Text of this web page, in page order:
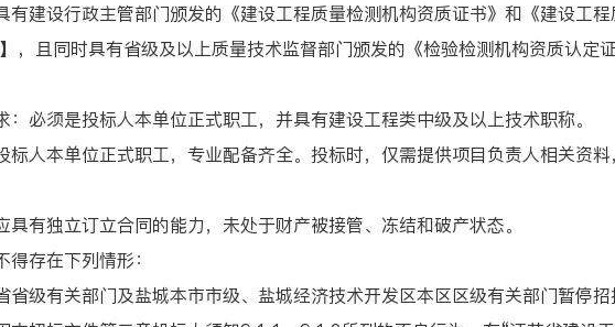
设行政主管部门颁发的《建设工程质量检测机构资质证书》和《建设工
，且同时具有省级及以上质量技术监督部门颁发的《检验检测机构资质认定
须是投标人本单位正式职工，并具有建设工程类中级及以上技术职称。
本单位正式职工，专业配备齐全。投标时，仅需提供项目负责人相关资
独立订立合同的能力，未处于财产被接管、冻结和破产状态。
存在下列情形：
有关部门及盐城本市市级、盐城经济技术开发区本区区级有关部门暂停招